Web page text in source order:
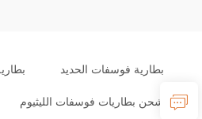
بطارية فوسفات الحديد
شحن بطاريات فوسفات الليثيوم